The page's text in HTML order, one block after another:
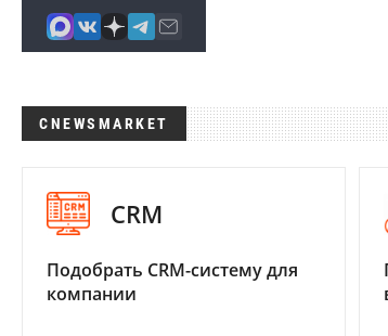
CNEWSMARKET
CRM
Подобрать CRM-систему для
компании